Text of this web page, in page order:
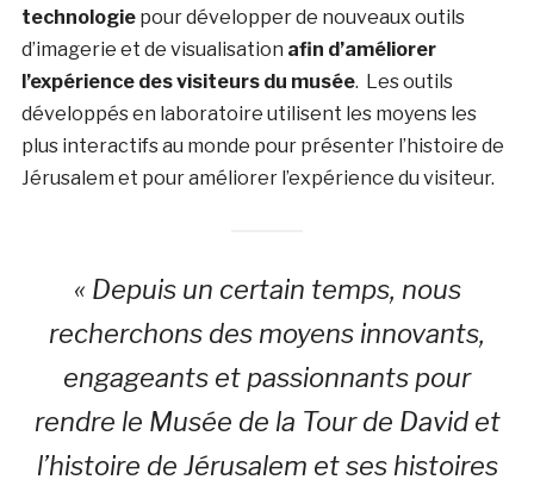
technologiepour développer de nouveaux outils
d’imagerie et de visualisation afin d’améliorer
l’expérience des visiteurs du musée. Les outils
développés en laboratoire utilisent les moyens les
plus interactifs au monde pour présenter l’histoire de
Jérusalem et pour améliorer l’expérience du visiteur.
« Depuis un certain temps, nous
recherchons des moyens innovants,
engageants et passionnants pour
rendre le Musée de la Tour de David et
l’histoire de Jérusalem et ses histoires